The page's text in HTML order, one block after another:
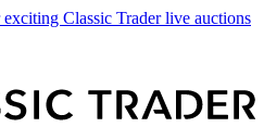
Classic Trader live auctions